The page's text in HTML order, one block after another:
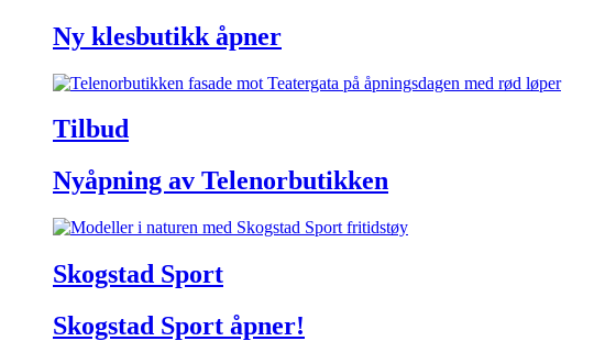
Ny klesbutikk åpner
Tilbud
Nyåpning av Telenorbutikken
Skogstad Sport
Skogstad Sport åpner!